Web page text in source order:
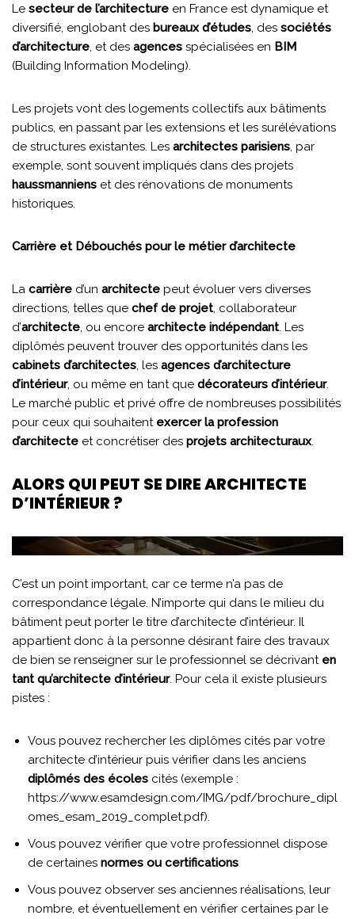
Le secteur de l’architecture en France est dynamique et
diversifié, englobant des bureaux d’études , des sociétés
d’architecture , et des agences spécialisées en BIM
(Building Information Modeling).
Les projets vont des logements collectifs aux bâtiments
publics, en passant par les extensions et les surélévations
de structures existantes. Les architectes parisiens , par
exemple, sont souvent impliqués dans des projets
haussmanniens et des rénovations de monuments
historiques.
Carrière et Débouchés pour le métier d’architecte
La carrière d’un architecte peut évoluer vers diverses
directions, telles que chef de projet , collaborateur
d’architecte , ou encore architecte indépendant . Les
diplômés peuvent trouver des opportunités dans les
cabinets d’architectes , les agences d’architecture
d’intérieur, ou même en tant que décorateurs d’intérieur.
Le marché public et privé offre de nombreuses possibilités
pour ceux qui souhaitent exercer la profession
d’architecte et concrétiser des projets architecturaux.
ALORS QUI PEUT SE DIRE ARCHITECTE
D’INTÉRIEUR ?
C’est un point important, car ce terme n’a pas de
correspondance légale. N’importe qui dans le milieu du
bâtiment peut porter le titre d’architecte d’intérieur. Il
appartient donc à la personne désirant faire des travaux
de bien se renseigner sur le professionnel se décrivant en
tant qu’architecte d’intérieur. Pour cela il existe plusieurs
pistes :
Vous pouvez rechercher les diplômes cités par votre
architecte d’intérieur puis vérifier dans les anciens
diplômés des écoles cités (exemple :
https://www.esamdesign.com/IMG/pdf/brochure_dipl
omes_esam_2019_complet.pdf).
Vous pouvez vérifier que votre professionnel dispose
de certaines normes ou certifications
Vous pouvez observer ses anciennes réalisations, leur
nombre, et éventuellement en vérifier certaines par le